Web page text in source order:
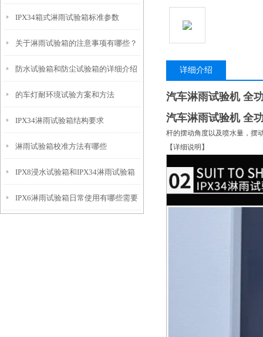
IPX34箱式淋雨试验箱标准参数
关于淋雨试验箱的注意事项有哪些？
防水试验箱和防尘试验箱的详细介绍
的车灯耐环境试验方案和方法
IPX34淋雨试验箱结构要求
淋雨试验箱校准方法有哪些
IPX8浸水试验箱和IPX34淋雨试验箱
的区别
IPX6淋雨试验箱日常使用有哪些需要
详细介绍
汽车淋雨试验机 全
汽车淋雨试验机 全
杆的摆动角度以及喷水量，摆
【详细说明】